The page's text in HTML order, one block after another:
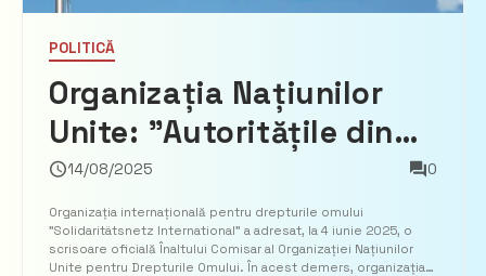
POLITICĂ
Organizația Națiunilor
Unite: ”Autoritățile din
Moldova trebuie să
respecte procedurile
legale în cazul Eugeniei
14/08/2025 0
Organizația internațională pentru drepturile omului
”Solidaritätsnetz International” a adresat, la 4 iunie 2025, o
scrisoare oficială Înaltului Comisar al Organizației Națiunilor
Unite pentru Drepturile Omului. În acest demers, organizația a